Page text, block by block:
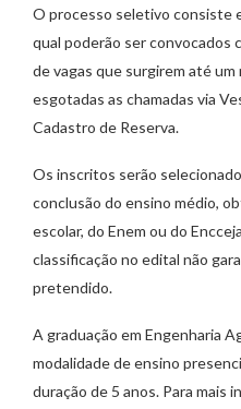
O processo seletivo consiste
qual poderão ser convocados
de vagas que surgirem até um
esgotadas as chamadas via
Cadastro de Reserva.
Os inscritos serão
conclusão do ensino médio,
escolar, do Enem ou do
classificação no edital não
pretendido.
A graduação em Engenharia
modalidade de ensino
duração de 5 anos. Para mais